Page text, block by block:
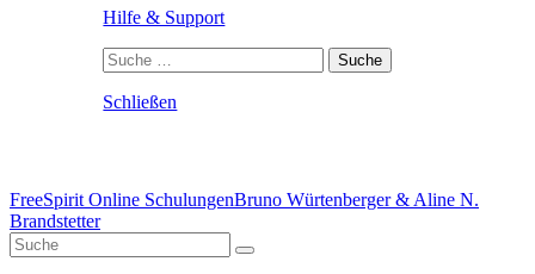
Hilfe & Support
Suche
nach:
Schließen
FreeSpirit Online SchulungenBruno Würtenberger & Aline N.
Brandstetter